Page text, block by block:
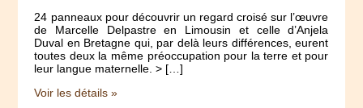
24 panneaux pour découvrir un regard croisé sur l’œuvre
de Marcelle Delpastre en Limousin et celle d’Anjela
Duval en Bretagne qui, par delà leurs différences, eurent
toutes deux la même préoccupation pour la terre et pour
leur langue maternelle. > […]
Voir les détails »